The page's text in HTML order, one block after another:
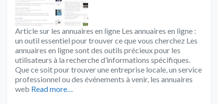
Article sur les annuaires en ligne Les annuaires en ligne :
un outil essentiel pour trouver ce que vous cherchez Les
annuaires en ligne sont des outils précieux pour les
utilisateurs à la recherche d’informations spécifiques.
Que ce soit pour trouver une entreprise locale, un service
professionnel ou des événements à venir, les annuaires
web Read more…